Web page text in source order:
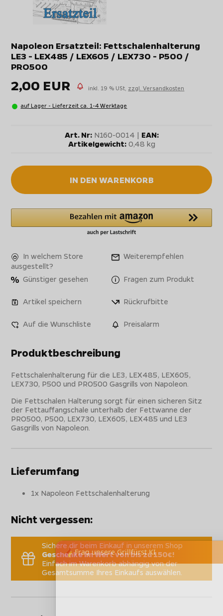
Napoleon Ersatzteil: Fettschalenhalterung
LE3 - LEX485 / LEX605 / LEX730 - P500 /
PRO500
2,00 EUR inkl. 19 % USt, zzgl. Versandkosten
auf Lager - Lieferzeit ca. 1-4 Werktage
Art. Nr:N160-0014 | EAN:
Artikelgewicht:0,48 kg
IN DEN WARENKORB
In welchem Store
ausgestellt?
Weiterempfehlen
Günstiger gesehen Fragen zum Produkt
Artikel speichern Rückrufbitte
Auf die Wunschliste Preisalarm
Produktbeschreibung
Fettschalenhalterung für die LE3, LEX485, LEX605,
LEX730, P500 und PRO500 Gasgrills von Napoleon.
Die Fettschalen Halterung sorgt für einen sicheren Sitz
der Fettauffangschale unterhalb der Fettwanne der
PRO500, P500, LEX730, LEX605, LEX485 und LE3
Gasgrills von Napoleon.
Lieferumfang
1x Napoleon Fettschalenhalterung
Nicht vergessen:
Sichere dir beim Einkauf in unserem Shop
Geschenke im Wert von bis zu 150€!
Einfach im Warenkorb abhängig von der
Gesamtsumme Ihres Einkaufs auswählen.